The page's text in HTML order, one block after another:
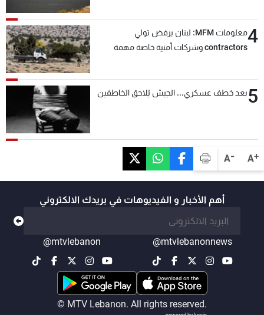
A+
A-
4
معلومات MFM: لبنان يرفض تولي
contractors وشركات أمنية خاصة مهمة
5بعد خطف عسكري... الجيش يُلاحق الخاطفين
أهم الأخبار و الفيديوهات في بريدك الالكتروني
@mtvlebanonnews
@mtvlebanon
© MTV Lebanon. All rights reserved.